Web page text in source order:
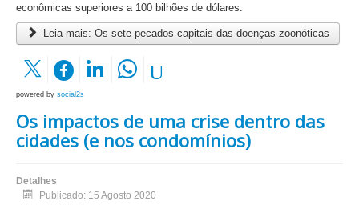
econômicas superiores a 100 bilhões de dólares.
Leia mais: Os sete pecados capitais das doenças zoonóticas
powered by social2s
Os impactos de uma crise dentro das
cidades (e nos condomínios)
Detalhes
Publicado: 15 Agosto 2020